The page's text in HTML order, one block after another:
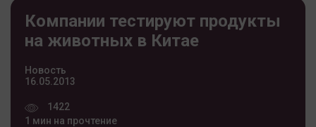
Компании тестируют продукты
на животных в Китае
Новость
16.05.2013
1422
1 мин на прочтение